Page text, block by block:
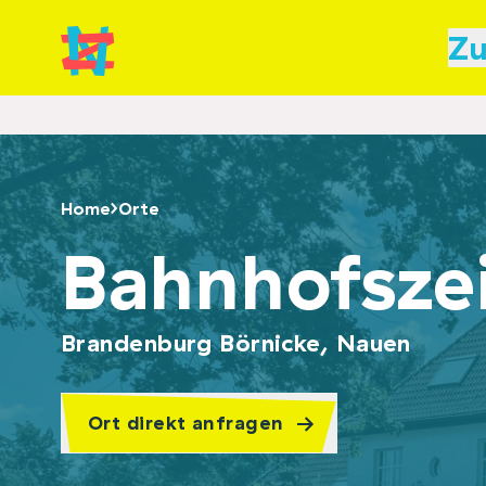
Home Orte
Brandenburg Börnicke, Nauen
Ort direkt anfragen